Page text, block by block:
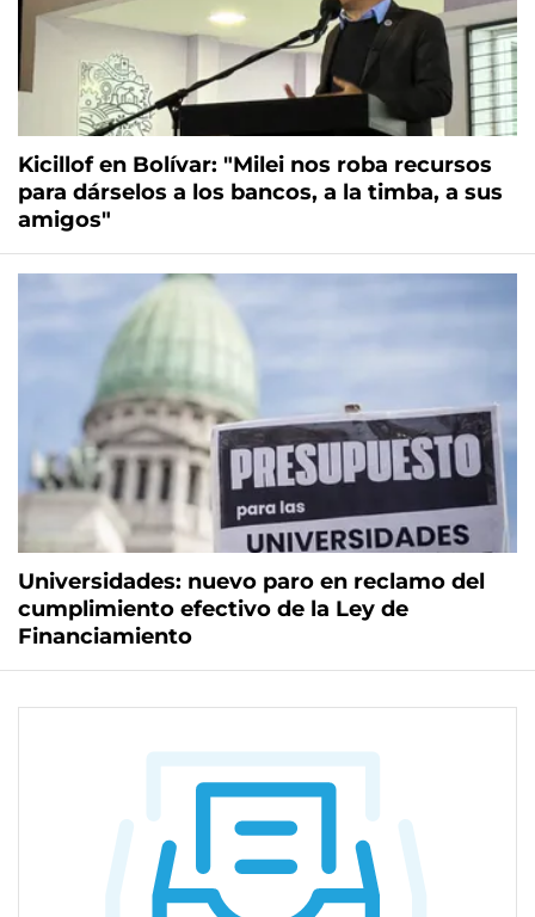
Kicillof en Bolívar: "Milei nos roba recursos
para dárselos a los bancos, a la timba, a sus
amigos"
Universidades: nuevo paro en reclamo del
cumplimiento efectivo de la Ley de
Financiamiento